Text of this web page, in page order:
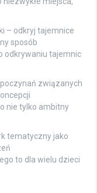
– odkryj tajemnice
sposób
odkrywaniu tajemnic
związanych
nie tylko ambitny
tematyczny jako
to dla wielu dzieci